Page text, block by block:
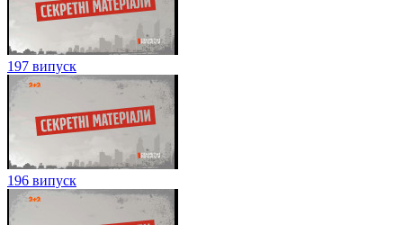
197 випуск
196 випуск